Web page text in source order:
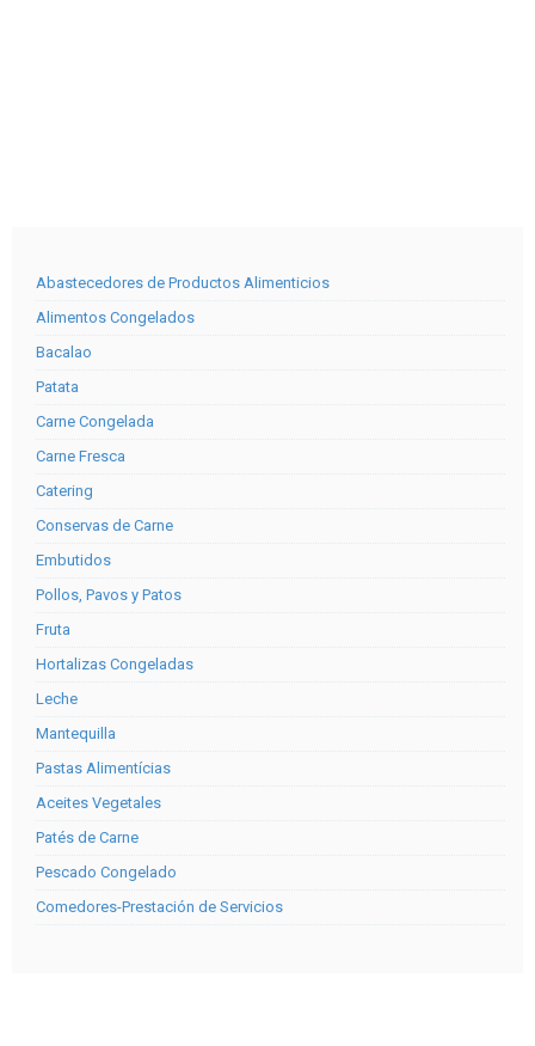
Abastecedores de Productos Alimenticios
Alimentos Congelados
Bacalao
Patata
Carne Congelada
Carne Fresca
Catering
Conservas de Carne
Embutidos
Pollos, Pavos y Patos
Fruta
Hortalizas Congeladas
Leche
Mantequilla
Pastas Alimentícias
Aceites Vegetales
Patés de Carne
Pescado Congelado
Comedores-Prestación de Servicios